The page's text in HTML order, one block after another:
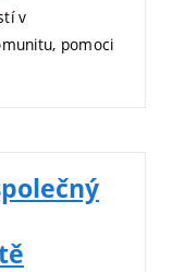
v
pomoci